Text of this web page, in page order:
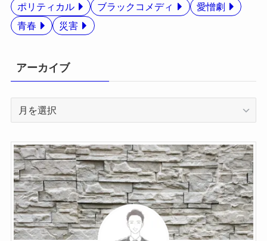
ポリティカル
ブラックコメディ
愛憎劇
青春
災害
アーカイブ
イ
ブ